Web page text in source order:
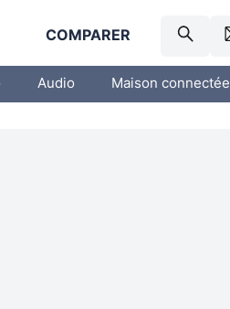
COMPARER
Audio Maison connectée